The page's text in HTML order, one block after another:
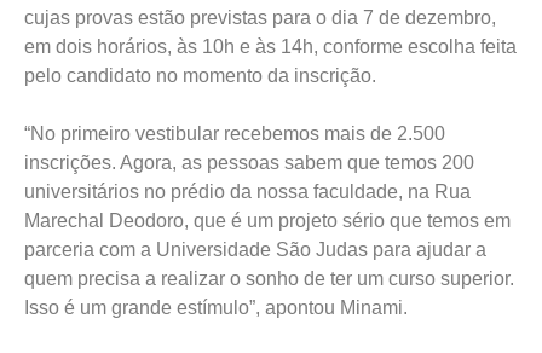
cujas provas estão previstas para o dia 7 de dezembro,
em dois horários, às 10h e às 14h, conforme escolha feita
pelo candidato no momento da inscrição.
“No primeiro vestibular recebemos mais de 2.500
inscrições. Agora, as pessoas sabem que temos 200
universitários no prédio da nossa faculdade, na Rua
Marechal Deodoro, que é um projeto sério que temos em
parceria com a Universidade São Judas para ajudar a
quem precisa a realizar o sonho de ter um curso superior.
Isso é um grande estímulo”, apontou Minami.